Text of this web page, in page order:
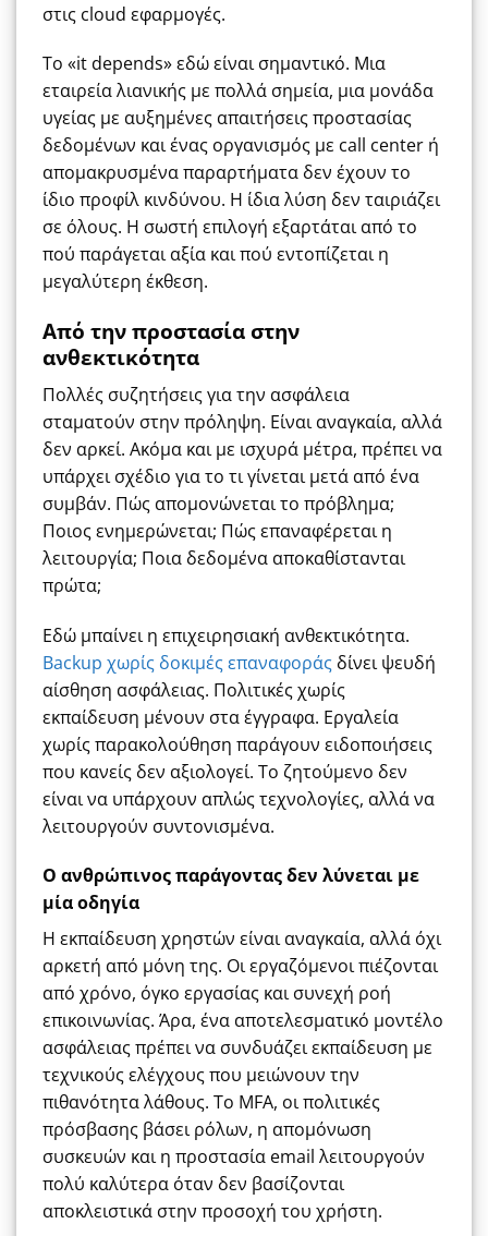
στις cloud εφαρμογές.
Το «it depends» εδώ είναι σημαντικό. Μια
εταιρεία λιανικής με πολλά σημεία, μια μονάδα
υγείας με αυξημένες απαιτήσεις προστασίας
δεδομένων και ένας οργανισμός με call center ή
απομακρυσμένα παραρτήματα δεν έχουν το
ίδιο προφίλ κινδύνου. Η ίδια λύση δεν ταιριάζει
σε όλους. Η σωστή επιλογή εξαρτάται από το
πού παράγεται αξία και πού εντοπίζεται η
μεγαλύτερη έκθεση.
Από την προστασία στην
ανθεκτικότητα
Πολλές συζητήσεις για την ασφάλεια
σταματούν στην πρόληψη. Είναι αναγκαία, αλλά
δεν αρκεί. Ακόμα και με ισχυρά μέτρα, πρέπει να
υπάρχει σχέδιο για το τι γίνεται μετά από ένα
συμβάν. Πώς απομονώνεται το πρόβλημα;
Ποιος ενημερώνεται; Πώς επαναφέρεται η
λειτουργία; Ποια δεδομένα αποκαθίστανται
πρώτα;
Εδώ μπαίνει η επιχειρησιακή ανθεκτικότητα.
Backup χωρίς δοκιμές επαναφοράς δίνει ψευδή
αίσθηση ασφάλειας. Πολιτικές χωρίς
εκπαίδευση μένουν στα έγγραφα. Εργαλεία
χωρίς παρακολούθηση παράγουν ειδοποιήσεις
που κανείς δεν αξιολογεί. Το ζητούμενο δεν
είναι να υπάρχουν απλώς τεχνολογίες, αλλά να
λειτουργούν συντονισμένα.
Ο ανθρώπινος παράγοντας δεν λύνεται με
μία οδηγία
Η εκπαίδευση χρηστών είναι αναγκαία, αλλά όχι
αρκετή από μόνη της. Οι εργαζόμενοι πιέζονται
από χρόνο, όγκο εργασίας και συνεχή ροή
επικοινωνίας. Άρα, ένα αποτελεσματικό μοντέλο
ασφάλειας πρέπει να συνδυάζει εκπαίδευση με
τεχνικούς ελέγχους που μειώνουν την
πιθανότητα λάθους. Το MFA, οι πολιτικές
πρόσβασης βάσει ρόλων, η απομόνωση
συσκευών και η προστασία email λειτουργούν
πολύ καλύτερα όταν δεν βασίζονται
αποκλειστικά στην προσοχή του χρήστη.